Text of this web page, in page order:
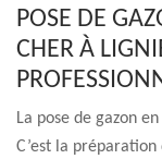
POSE DE
CHER À
La pose de gazon
C’est la